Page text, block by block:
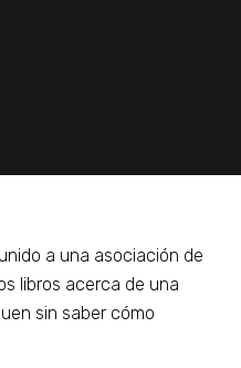
a una asociación de
libros acerca de una
sin saber cómo